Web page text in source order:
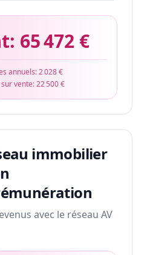
65 472 €
annuels:2 028 €
vente:22 500 €
immobilier
avec le réseau AV